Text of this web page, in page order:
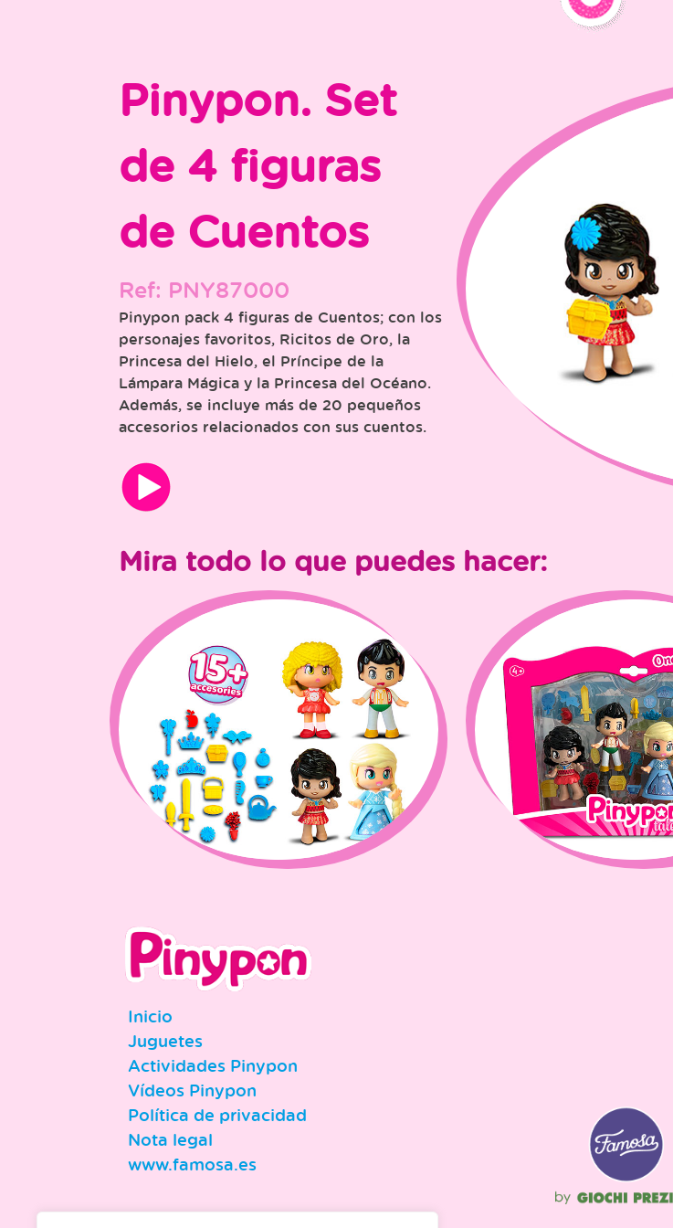
Pinypon. Set
de 4 figuras
de Cuentos
Ref: PNY87000
Pinypon pack 4 figuras de Cuentos; con los
personajes favoritos, Ricitos de Oro, la
Princesa del Hielo, el Príncipe de la
Lámpara Mágica y la Princesa del Océano.
Además, se incluye más de 20 pequeños
accesorios relacionados con sus cuentos.
Mira todo lo que puedes hacer:
Inicio
Juguetes
Actividades Pinypon
Vídeos Pinypon
Política de privacidad
Nota legal
www.famosa.es